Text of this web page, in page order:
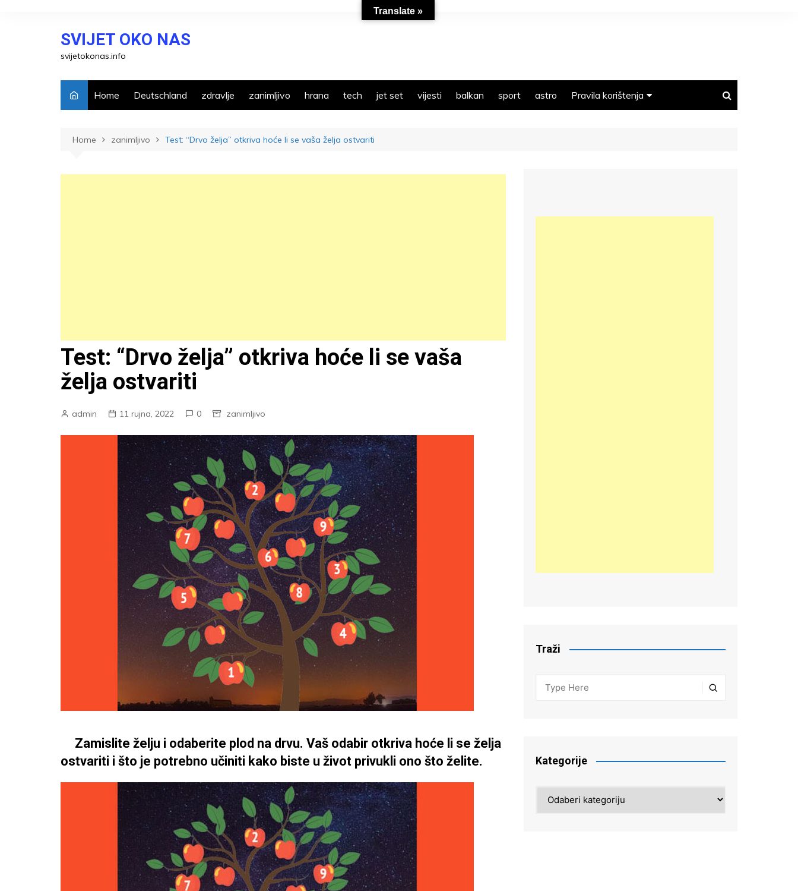
SVIJET OKO NAS
svijetokonas.info
Home Deutschland zdravlje zanimljivo hrana tech jet set vijesti balkan sport astro Pravila korištenja
Home zanimljivo Test: “Drvo želja” otkriva hoće li se vaša želja ostvariti
Test: “Drvo želja” otkriva hoće li se vaša
želja ostvariti
admin 11 rujna, 2022 0 zanimljivo
Zamislite želju i odaberite plod na drvu. Vaš odabir otkriva hoće li se želja
ostvariti i što je potrebno učiniti kako biste u život privukli ono što želite.
Traži
Kategorije
Translate »